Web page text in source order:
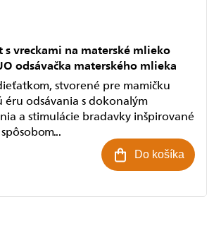
s vreckami na materské mlieko
odsávačka materského mlieka
Do košíka
stvorené pre mamičku
éru odsávania s dokonalým
a stimulácie bradavky inšpirované